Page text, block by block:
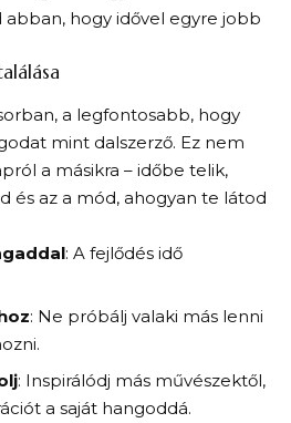
hogy idővel egyre jobb
a legfontosabb, hogy
mint dalszerző. Ez nem
a másikra – időbe telik,
és az a mód, ahogyan te látod
: A fejlődés idő
: Ne próbálj valaki más lenni
: Inspirálódj más művészektől,
a saját hangoddá.